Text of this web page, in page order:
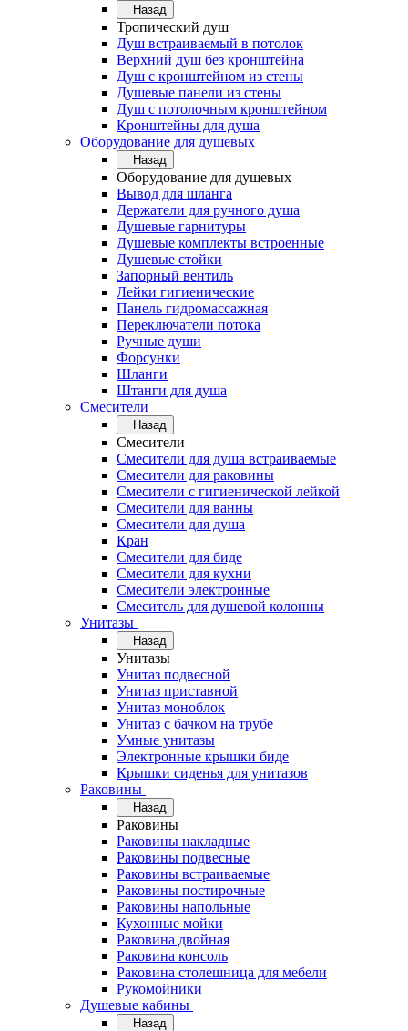
Назад
Тропический душ
Душ встраиваемый в потолок
Верхний душ без кронштейна
Душ с кронштейном из стены
Душевые панели из стены
Душ с потолочным кронштейном
Кронштейны для душа
Оборудование для душевых
Назад
Оборудование для душевых
Вывод для шланга
Держатели для ручного душа
Душевые гарнитуры
Душевые комплекты встроенные
Душевые стойки
Запорный вентиль
Лейки гигиенические
Панель гидромассажная
Переключатели потока
Ручные души
Форсунки
Шланги
Штанги для душа
Смесители
Назад
Смесители
Смесители для душа встраиваемые
Смесители для раковины
Смесители с гигиенической лейкой
Смесители для ванны
Смесители для душа
Кран
Смесители для биде
Смесители для кухни
Смесители электронные
Смеситель для душевой колонны
Унитазы
Назад
Унитазы
Унитаз подвесной
Унитаз приставной
Унитаз моноблок
Унитаз с бачком на трубе
Умные унитазы
Электронные крышки биде
Крышки сиденья для унитазов
Раковины
Назад
Раковины
Раковины накладные
Раковины подвесные
Раковины встраиваемые
Раковины постирочные
Раковины напольные
Кухонные мойки
Раковина двойная
Раковина консоль
Раковина столешница для мебели
Рукомойники
Душевые кабины
Назад